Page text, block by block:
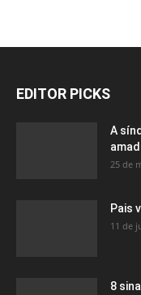
EDITOR PICKS
A
25 de
Pais
11 de
8